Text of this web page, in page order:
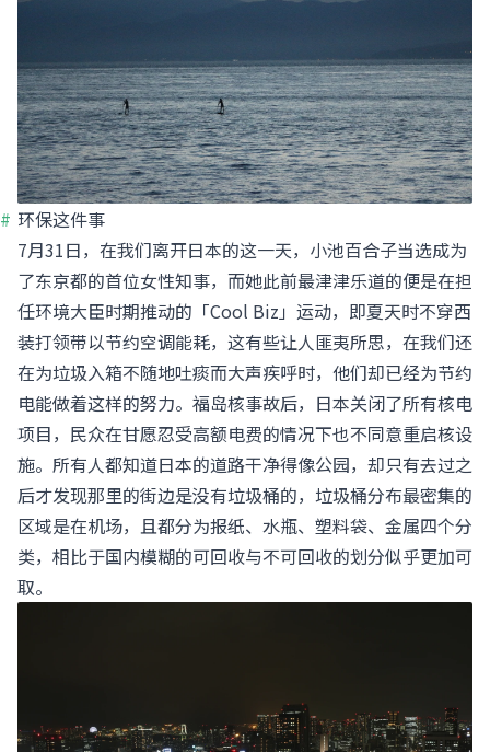
环保这件事
7月31日，在我们离开日本的这一天，小池百合子当选成为
了东京都的首位女性知事，而她此前最津津乐道的便是在担
任环境大臣时期推动的「Cool Biz」运动，即夏天时不穿西
装打领带以节约空调能耗，这有些让人匪夷所思，在我们还
在为垃圾入箱不随地吐痰而大声疾呼时，他们却已经为节约
电能做着这样的努力。福岛核事故后，日本关闭了所有核电
项目，民众在甘愿忍受高额电费的情况下也不同意重启核设
施。所有人都知道日本的道路干净得像公园，却只有去过之
后才发现那里的街边是没有垃圾桶的，垃圾桶分布最密集的
区域是在机场，且都分为报纸、水瓶、塑料袋、金属四个分
类，相比于国内模糊的可回收与不可回收的划分似乎更加可
取。